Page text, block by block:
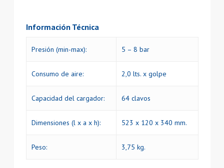
Información Técnica
Presión (min-max): 5 – 8 bar
Consumo de aire: 2,0 lts. x golpe
Capacidad del cargador: 64 clavos
Dimensiones (l x a x h): 523 x 120 x 340 mm.
Peso: 3,75 kg.